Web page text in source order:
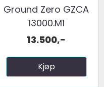
Ground Zero GZCA
13000.M1
13.500,-
Kjøp